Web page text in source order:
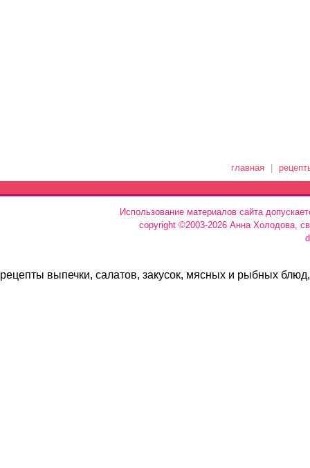
главная
Использование материалов сайта
copyright ©2003-2026 Анна Холодова,
рецепты выпечки, салатов, закусок, мясных и рыбных